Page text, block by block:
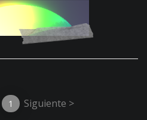
1 Siguiente >